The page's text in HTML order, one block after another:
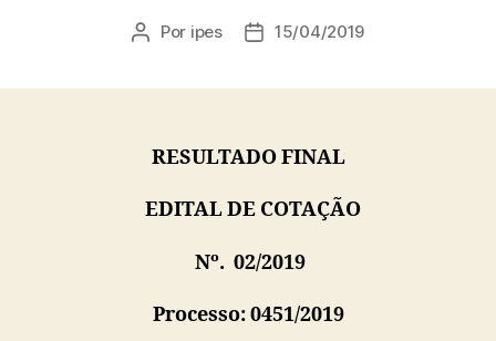
Autor
Por ipes
Data15/04/2019
RESULTADO FINAL
EDITAL DE COTAÇÃO
Nº. 02/2019
Processo: 0451/2019